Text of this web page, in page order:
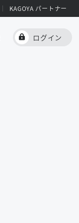
KAGOYA パートナー
ログイン